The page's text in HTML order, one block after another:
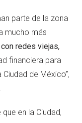
parte de la zona
mucho más
redes viejas,
financiera para
de México”,
en la Ciudad,